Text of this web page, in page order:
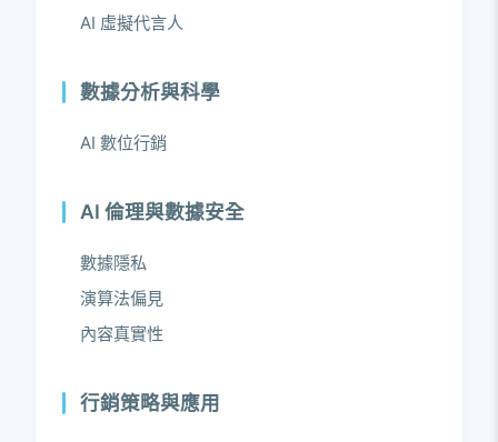
AI 虛擬代言人
數據分析與科學
AI 數位行銷
AI 倫理與數據安全
數據隱私
演算法偏見
內容真實性
行銷策略與應用